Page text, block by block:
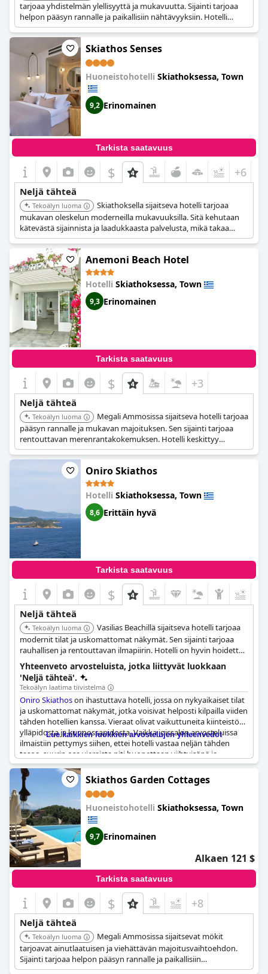
tarjoaa yhdistelmän ylellisyyttä ja mukavuutta. Sijainti tarjoaa
helpon pääsyn rannalle ja paikallisiin nähtävyyksiin. Hotelli
keskittyy tarjoamaan ikimuistoisen ja rentouttavan
kokemuksen.
Skiathos Senses
Huoneistohotelli Skiathoksessa, Town
9,2 Erinomainen
Tarkista saatavuus
$ +6
Neljä tähteä
Tekoälyn luoma
Skiathoksella sijaitseva hotelli tarjoaa
mukavan oleskelun moderneilla mukavuuksilla. Sitä kehutaan
kätevästä sijainnista ja laadukkaasta palvelusta, mikä takaa
miellyttävän kokemuksen vieraille.
Anemoni Beach Hotel
Hotelli Skiathoksessa, Town
9,3 Erinomainen
Tarkista saatavuus
$ +3
Neljä tähteä
Tekoälyn luoma
Megali Ammosissa sijaitseva hotelli tarjoaa
pääsyn rannalle ja mukavan majoituksen. Sen sijainti tarjoaa
rentouttavan merenrantakokemuksen. Hotelli keskittyy
tarjoamaan miellyttävän ja nautinnollisen oleskelun rannan
ystäville.
Oniro Skiathos
Hotelli Skiathoksessa, Town
8,6 Erittäin hyvä
Tarkista saatavuus
$
Neljä tähteä
Tekoälyn luoma
Vasilias Beachillä sijaitseva hotelli tarjoaa
modernit tilat ja uskomattomat näkymät. Sen sijainti tarjoaa
rauhallisen ja rentouttavan ilmapiirin. Hotelli on hyvin hoidettu,
tarjoten ylellisen kokemuksen.
Yhteenveto arvosteluista, jotka liittyvät luokkaan
'Neljä tähteä'.
Tekoälyn laatima tiivistelmä
Oniro Skiathoson ihastuttava hotelli, jossa on nykyaikaiset tilat
ja uskomattomat näkymät, jotka voisivat helposti kilpailla viiden
tähden hotellien kanssa. Vieraat olivat vaikuttuneita kiinteistön
ylläpidosta ja kunnossapidosta. Vaikka joissakin arvosteluissa
ilmaistiin pettymys siihen, ettei hotelli vastaa neljän tähden
tasoa, suurin osa vieraista piti huonettaan viihtyisänä ja
korkeatasoisena. On tärkeää huomata, että joidenkin
arvostelujen kritiikki on saattanut olla liioiteltua ja että
Skiathos
on huippulaatuinen hotelli, joka tarjoaa vieraille
ylellisen kokemuksen, jota ei tyypillisesti löydy edullisista
majoitusliikkeistä.
Lue kaikkien luokkien arvostelujen yhteenvedot
Skiathos Garden Cottages
Huoneistohotelli Skiathoksessa, Town
9,7 Erinomainen
Alkaen 121 $
Tarkista saatavuus
$ +8
Neljä tähteä
Tekoälyn luoma
Megali Ammosissa sijaitsevat mökit
tarjoavat ainutlaatuisen ja viehättävän majoitusvaihtoehdon.
Sijainti tarjoaa helpon pääsyn rannalle ja paikallisiin
nähtävyyksiin. Mökit keskittyvät tarjoamaan mukavan ja